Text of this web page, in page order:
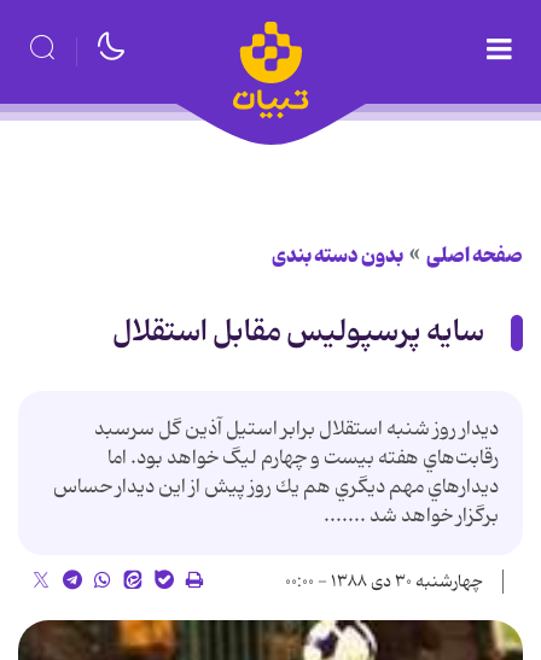
صفحه اصلی بدون دسته بندی
سایه پرسپولیس مقابل استقلال
ديدار روز شنبه استقلال برابر استيل آذين گل سرسبد
رقابت‌هاي هفته بيست و چهارم ليگ خواهد بود. اما
ديدارهاي مهم ديگري هم يك روز پيش از اين ديدار حساس
برگزار خواهد شد .......
چهارشنبه ۳۰ دی ۱۳۸۸ - ۰۰:۰۰